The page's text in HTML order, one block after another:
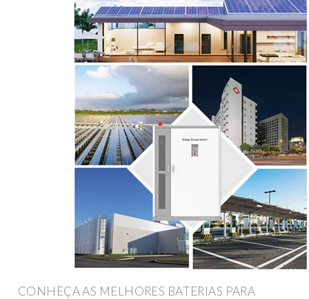
CONHEÇA AS MELHORES BATERIAS PARA